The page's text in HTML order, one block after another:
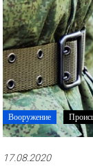
рекламные
ролики
и
презентации.
Вооружение
17.08.2020